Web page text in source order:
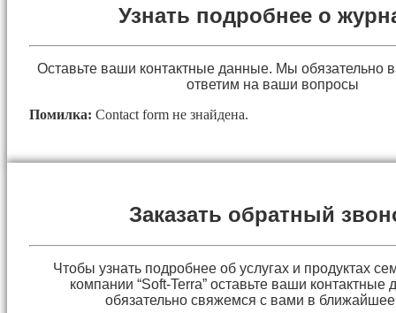
Узнать подробнее о
Оставьте ваши контактные данные. Мы обязательно
ответим на ваши вопросы
Помилка: Contact form не знайдена.
Заказать обратный
Чтобы узнать подробнее об услугах и продуктах
компании “Soft-Terra” оставьте ваши
обязательно свяжемся с вами в